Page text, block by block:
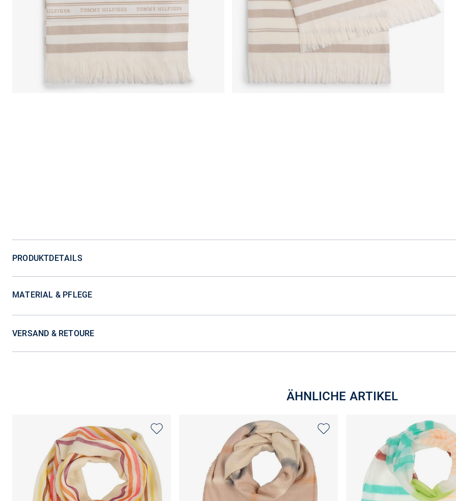
PRODUKTDETAILS
MATERIAL & PFLEGE
VERSAND & RETOURE
ÄHNLICHE ARTIKEL